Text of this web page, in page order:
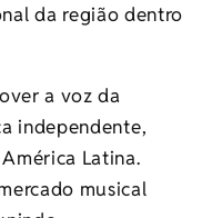
da região dentro
a voz da
independente,
Latina.
musical